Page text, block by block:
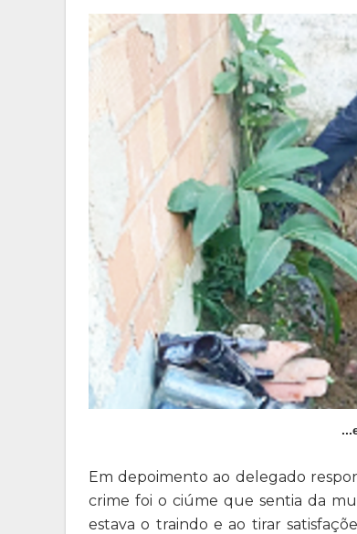
Em depoimento ao delegado
crime foi o ciúme que sentia da
estava o traindo e ao tirar